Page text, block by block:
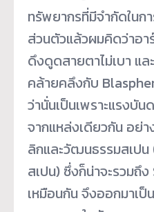
ทรัพยากรที่มีจำกัดในก
ส่วนตัวแล้วผมคิดว่าอ
ดึงดูดสายตาไม่เบา แล
คล้ายคลึงกับ
ว่านั่นเป็นเพราะแรงบั
จากแหล่งเดียวกัน อย่
ลิกและวัฒนธรรมสเปน
สเปน) ซึ่งก็น่าจะรวมถึ
เหมือนกัน จึงออกมาเ